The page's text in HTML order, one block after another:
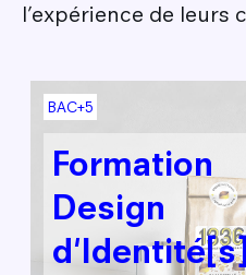
l’expérience de leurs
BAC+5
Image
Formation
Design
d'Identité[s]